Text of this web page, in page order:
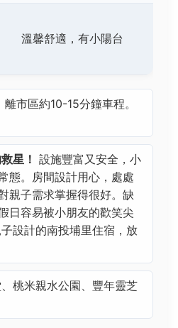
溫馨舒適，有小陽台
離市區約10-15分鐘車程。
星！ 設施豐富又安全，小
態。房間設計用心，處處
親子需求掌握得很好。缺
日容易被小朋友的歡笑尖
設計的南投埔里住宿，放
桃米親水公園、豐年靈芝